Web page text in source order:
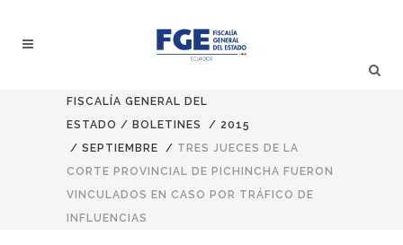
FISCALÍA GENERAL DEL
ESTADO / BOLETINES / 2015
/ SEPTIEMBRE / TRES JUECES DE LA
CORTE PROVINCIAL DE PICHINCHA FUERON
VINCULADOS EN CASO POR TRÁFICO DE
INFLUENCIAS